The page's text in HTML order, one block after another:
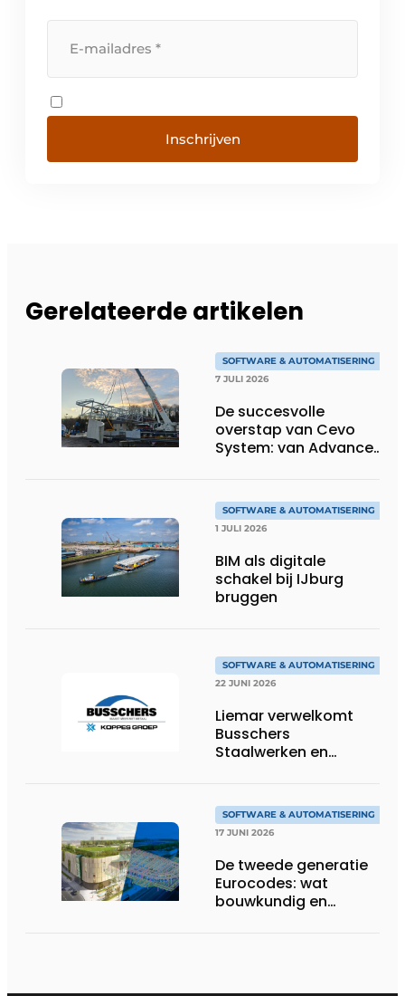
Inschrijven
Gerelateerde artikelen
SOFTWARE & AUTOMATISERING
7 JULI 2026
De succesvolle
overstap van Cevo
System: van Advance
SOFTWARE & AUTOMATISERING
1 JULI 2026
BIM als digitale
schakel bij IJburg
bruggen
SOFTWARE & AUTOMATISERING
22 JUNI 2026
Liemar verwelkomt
Busschers
Staalwerken en
SOFTWARE & AUTOMATISERING
17 JUNI 2026
De tweede generatie
Eurocodes: wat
bouwkundig en